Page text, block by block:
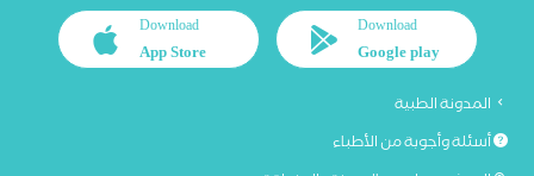
Download
Google play
Download
App Store
المدونة الطبية
أسئلة وأجوبة من الأطباء